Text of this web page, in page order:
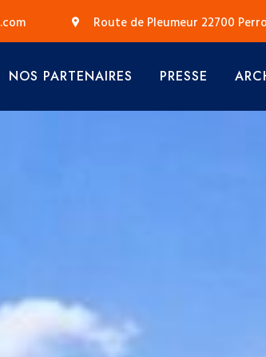
Route de Pleumeur 22700
NOS PARTENAIRES PRESSE